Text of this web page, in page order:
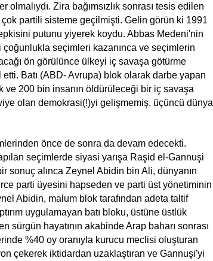
olmalıydı. Zira bağımsızlık sonrası tesis edilen
partili sisteme geçilmişti. Gelin görün ki 1991
putunu yiyerek koydu. Abbas Medeni'nin
seçimleri kazanınca ve seçimlerin
ön görülünce ülkeyi iç savaşa götürme
Batı (ABD- Avrupa) blok olarak darbe yapan
ve 200 bin insanın öldürüleceği bir iç savaşa
olan demokrasi(!)yi gelişmemiş, üçüncü dünya
önce de sonra da devam edecekti.
seçimlerde siyasi yarışa Raşid el-Gannuşi
sonuç alınca Zeynel Abidin bin Ali, dünyanın
parti üyesini hapseden ve parti üst yönetiminin
Abidin, malum blok tarafından adeta taltif
uygulamayan batı bloku, üstüne üstlük
sürgün hayatının akabinde Arap baharı sonrası
%40 oy oranıyla kurucu meclisi oluşturan
çekerek iktidardan uzaklaştıran ve Gannuşi'yi